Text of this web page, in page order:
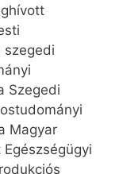
szegedi
Szegedi
Magyar